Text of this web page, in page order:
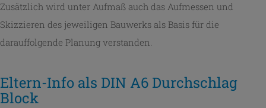
Zusätzlich wird unter Aufmaß auch das Aufmessen und
Skizzieren des jeweiligen Bauwerks als Basis für die
darauffolgende Planung verstanden.
Eltern-Info als DIN A6 Durchschlag
Block